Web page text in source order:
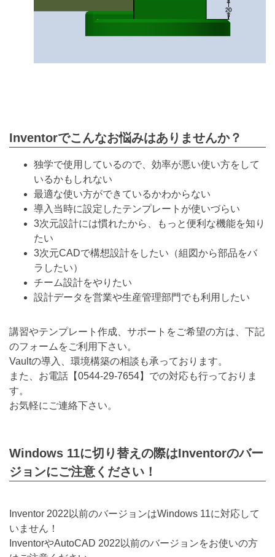
Inventorでこんなお悩みはありませんか？
独学で使用しているので、効率が悪い使い方をして
いるかもしれない
最適な使い方ができているかわからない
導入当時に設定したテンプレートが使いづらい
3次元設計には慣れたから、もっと便利な機能を知り
たい
3次元CADで構想設計をしたい（組図から部品をバ
ラしたい）
チーム設計をやりたい
設計データを営業や生産管理部門でも利用したい
講習やテンプレート作成、サポートをご希望の方は、下記
のフォームをご利用下さい。
Vaultの導入、環境構築の相談も承っております。
また、お電話【0544-29-7654】での対応も行っておりま
す。
お気軽にご連絡下さい。
Windows 11に切り替えの際はInventorのバー
ジョンにご注意ください！
Inventor 2022以前のバージョンはWindows 11に対応して
いません！
InventorやAutoCAD 2022以前のバージョンをお使いの方